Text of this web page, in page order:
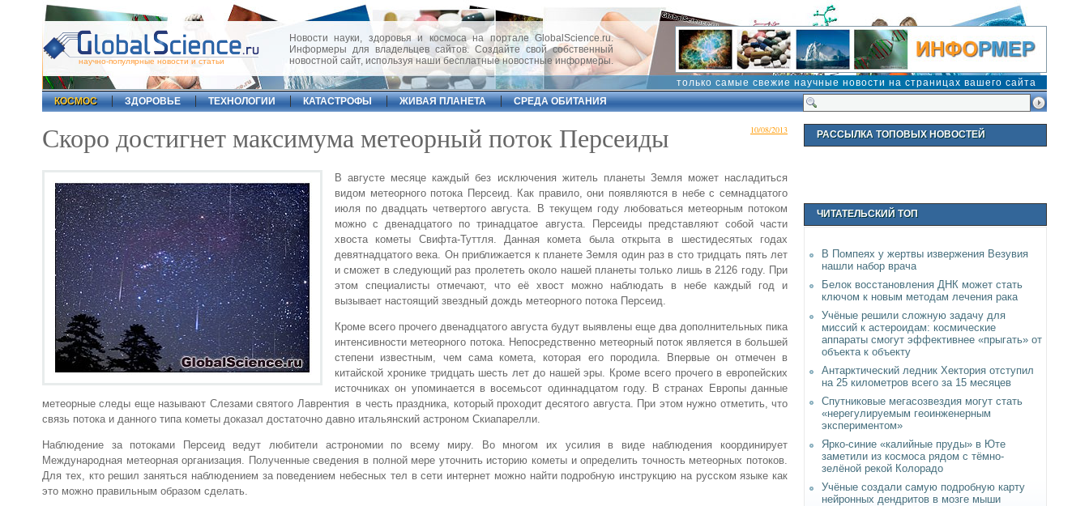
научно-популярные новости и статьи
Новости науки, здоровья и космоса на портале GlobalScience.ru.
Информеры для владельцев сайтов. Создайте свой собственный
новостной сайт, используя наши бесплатные новостные информеры.
только самые свежие научные новости на страницах вашего сайта
КОСМОС
ЗДОРОВЬЕ ТЕХНОЛОГИИ КАТАСТРОФЫ ЖИВАЯ ПЛАНЕТА СРЕДА ОБИТАНИЯ
10/08/2013
Скоро достигнет максимума метеорный поток Персеиды
В августе месяце каждый без исключения житель планеты Земля может насладиться
видом метеорного потока Персеид. Как правило, они появляются в небе с семнадцатого
июля по двадцать четвертого августа. В текущем году любоваться метеорным потоком
можно с двенадцатого по тринадцатое августа. Персеиды представляют собой части
хвоста кометы Свифта-Туттля. Данная комета была открыта в шестидесятых годах
девятнадцатого века. Он приближается к планете Земля один раз в сто тридцать пять лет
и сможет в следующий раз пролететь около нашей планеты только лишь в 2126 году. При
этом специалисты отмечают, что её хвост можно наблюдать в небе каждый год и
вызывает настоящий звездный дождь метеорного потока Персеид.
Кроме всего прочего двенадцатого августа будут выявлены еще два дополнительных пика
интенсивности метеорного потока. Непосредственно метеорный поток является в большей
степени известным, чем сама комета, которая его породила. Впервые он отмечен в
китайской хронике тридцать шесть лет до нашей эры. Кроме всего прочего в европейских
источниках он упоминается в восемьсот одиннадцатом году. В странах Европы данные
метеорные следы еще называют Слезами святого Лаврентия в честь праздника, который проходит десятого августа. При этом нужно отметить, что
связь потока и данного типа кометы доказал достаточно давно итальянский астроном Скиапарелли.
Наблюдение за потоками Персеид ведут любители астрономии по всему миру. Во многом их усилия в виде наблюдения координирует
Международная метеорная организация. Полученные сведения в полной мере уточнить историю кометы и определить точность метеорных потоков.
Для тех, кто решил заняться наблюдением за поведением небесных тел в сети интернет можно найти подробную инструкцию на русском языке как
это можно правильным образом сделать.
РАССЫЛКА ТОПОВЫХ НОВОСТЕЙ
ЧИТАТЕЛЬСКИЙ ТОП
В Помпеях у жертвы извержения Везувия
нашли набор врача
Белок восстановления ДНК может стать
ключом к новым методам лечения рака
Учёные решили сложную задачу для
миссий к астероидам: космические
аппараты смогут эффективнее «прыгать» от
объекта к объекту
Антарктический ледник Хектория отступил
на 25 километров всего за 15 месяцев
Спутниковые мегасозвездия могут стать
«нерегулируемым геоинженерным
экспериментом»
Ярко-синие «калийные пруды» в Юте
заметили из космоса рядом с тёмно-
зелёной рекой Колорадо
Учёные создали самую подробную карту
нейронных дендритов в мозге мыши